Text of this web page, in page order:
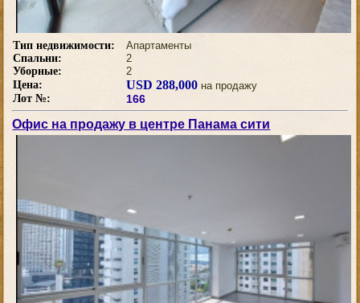
Тип недвижимости:
Апартаменты
Спальни:
2
Уборные:
2
Цена:
USD 288,000 на продажу
Лот №:
166
Офис на продажу в центре Панама сити